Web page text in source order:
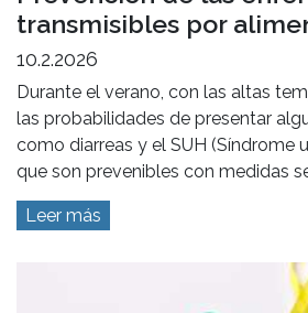
transmisibles por
10.2.2026
Durante el verano, con las altas
las probabilidades de presentar
como diarreas y el SUH (Síndrome
que son prevenibles con medidas
Leer más